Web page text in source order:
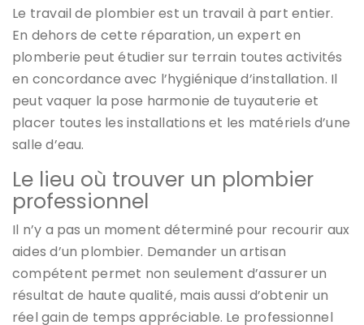
Le travail de plombier est un travail à part entier.
En dehors de cette réparation, un expert en
plomberie peut étudier sur terrain toutes activités
en concordance avec l’hygiénique d’installation. Il
peut vaquer la pose harmonie de tuyauterie et
placer toutes les installations et les matériels d’une
salle d’eau.
Le lieu où trouver un plombier
professionnel
Il n’y a pas un moment déterminé pour recourir aux
aides d’un plombier. Demander un artisan
compétent permet non seulement d’assurer un
résultat de haute qualité, mais aussi d’obtenir un
réel gain de temps appréciable. Le professionnel